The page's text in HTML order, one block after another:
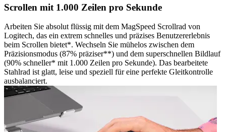
Scrollen mit 1.000 Zeilen pro Sekunde
Arbeiten Sie absolut flüssig mit dem MagSpeed Scrollrad von
Logitech, das ein extrem schnelles und präzises Benutzererlebnis
beim Scrollen bietet*. Wechseln Sie mühelos zwischen dem
Präzisionsmodus (87% präziser**) und dem superschnellen Bildlauf
(90% schneller* mit 1.000 Zeilen pro Sekunde). Das bearbeitete
Stahlrad ist glatt, leise und speziell für eine perfekte Gleitkontrolle
ausbalanciert.